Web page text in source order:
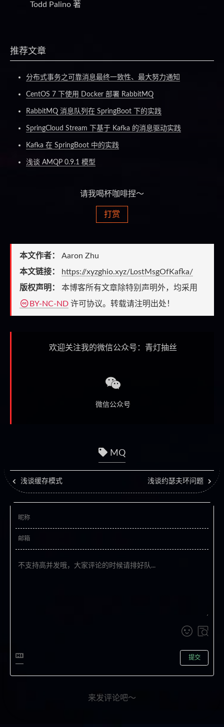
Todd Palino 著
推荐文章
分布式事务之可靠消息最终一致性、最大努力通知
CentOS 7 下使用 Docker 部署 RabbitMQ
RabbitMQ 消息队列在 SpringBoot 下的实践
SpringCloud Stream 下基于 Kafka 的消息驱动实践
Kafka 在 SpringBoot 中的实践
浅谈 AMQP 0.9.1 模型
请我喝杯咖啡捏～
打赏
本文作者： Aaron Zhu
本文链接：
https://xyzghio.xyz/LostMsgOfKafka/
版权声明： 本博客所有文章除特别声明外，均采用
BY-NC-ND 许可协议。转载请注明出处！
欢迎关注我的微信公众号：青灯抽丝
微信公众号
MQ
浅谈缓存模式 浅谈约瑟夫环问题
提交
来发评论吧～